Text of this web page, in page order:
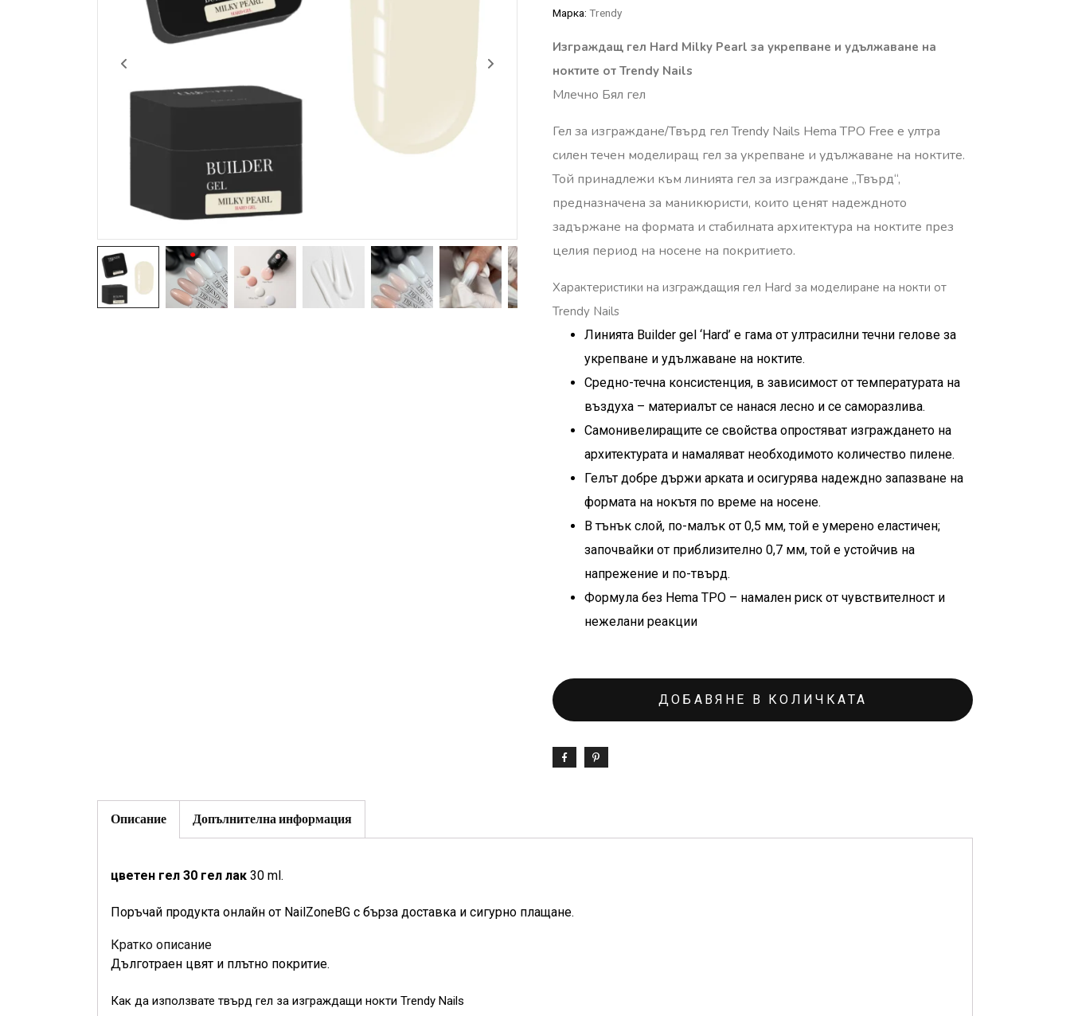
Марка: Trendy
Изграждащ гел Hard Milky Pearl за укрепване и удължаване на
ноктите от Trendy Nails
Млечно Бял гел
Гел за изграждане/Твърд гел Trendy Nails Hema TPO Free е ултра
силен течен моделиращ гел за укрепване и удължаване на ноктите.
Той принадлежи към линията гел за изграждане „Твърд“,
предназначена за маникюристи, които ценят надеждното
задържане на формата и стабилната архитектура на ноктите през
целия период на носене на покритието.
Характеристики на изграждащия гел Hard за моделиране на нокти от
Trendy Nails
Линията Builder gel ‘Hard’ е гама от ултрасилни течни гелове за
укрепване и удължаване на ноктите.
Средно-течна консистенция, в зависимост от температурата на
въздуха – материалът се нанася лесно и се саморазлива.
Самонивелиращите се свойства опростяват изграждането на
архитектурата и намаляват необходимото количество пилене.
Гелът добре държи арката и осигурява надеждно запазване на
формата на нокътя по време на носене.
В тънък слой, по-малък от 0,5 мм, той е умерено еластичен;
започвайки от приблизително 0,7 мм, той е устойчив на
напрежение и по-твърд.
Формула без Hema TPO – намален риск от чувствителност и
нежелани реакции
ДОБАВЯНЕ В КОЛИЧКАТА
Описание Допълнителна информация
цветен гел 30 гел лак 30 ml.
Поръчай продукта онлайн от NailZoneBG с бърза доставка и сигурно плащане.
Кратко описание
Дълготраен цвят и плътно покритие.
Как да използвате твърд гел за изграждащи нокти Trendy Nails